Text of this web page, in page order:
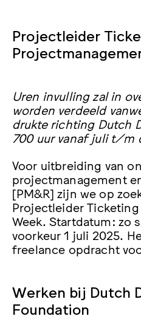
Projectleider
Uren invulling zal in
worden verdeeld
drukte richting Dutch
700 uur vanaf juli t/m
Voor uitbreiding van
projectmanagement
[PM&R] zijn we op
Projectleider
Week. Startdatum: zo
voorkeur 1 juli 2025.
freelance opdracht
Werken bij Dutch
Foundation